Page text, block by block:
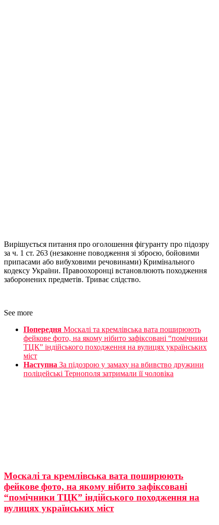
Вирішується питання про оголошення фігуранту про підозру
за ч. 1 ст. 263 (незаконне поводження зі зброєю, бойовими
припасами або вибуховими речовинами) Кримінального
кодексу України. Правоохоронці встановлюють походження
заборонених предметів. Триває слідство.
See more
Попередня Москалі та кремлівська вата поширюють
фейкове фото, на якому нібито зафіксовані “помічники
ТЦК” індійського походження на вулицях українських
міст
Наступна За підозрою у замаху на вбивство дружини
поліцейські Тернополя затримали її чоловіка
Москалі та кремлівська вата поширюють
фейкове фото, на якому нібито зафіксовані
“помічники ТЦК” індійського походження на
вулицях українських міст